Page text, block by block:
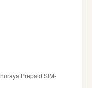
Prepaid SIM-